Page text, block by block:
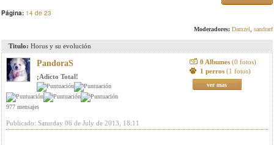
Página: 14 de 23
Moderadores: Damzel sandrarf
Titulo: Horus y su evolución
PandoraS
¡Adicto Total!
977 mensajes
0 Albumes (0 fotos)
1 perros (1 fotos)
ver mas
Publicado: Saturday 06 de July de 2013, 18:11